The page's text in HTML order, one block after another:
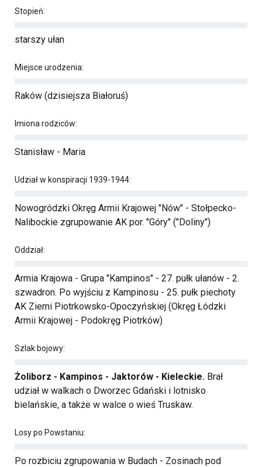
Stopień:
starszy ułan
Miejsce urodzenia:
Raków (dzisiejsza Białoruś)
Imiona rodziców:
Stanisław - Maria
Udział w konspiracji 1939-1944:
Nowogródzki Okręg Armii Krajowej "Nów" - Stołpecko-
Nalibockie zgrupowanie AK por. "Góry" ("Doliny")
Oddział:
Armia Krajowa - Grupa "Kampinos" - 27. pułk ułanów - 2.
szwadron. Po wyjściu z Kampinosu - 25. pułk piechoty
AK Ziemi Piotrkowsko-Opoczyńskiej (Okręg Łódzki
Armii Krajowej - Podokręg Piotrków)
Szlak bojowy:
Żoliborz - Kampinos - Jaktorów - Kieleckie. Brał
udział w walkach o Dworzec Gdański i lotnisko
bielańskie, a także w walce o wieś Truskaw.
Losy po Powstaniu:
Po rozbiciu zgrupowania w Budach - Zosinach pod